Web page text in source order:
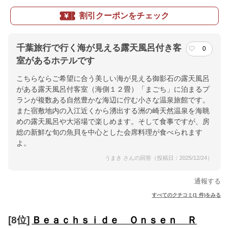
割引クーポンをチェック
千葉旅行で行く海が見える露天風呂付き客
室があるホテルです
0
こちらならご希望に合う美しい海が見える御影石の露天風呂
がある露天風呂付客室（海側１２畳）「まごち」に泊まるプ
ランが複数ある自然豊かな海辺に佇む小さな温泉旅館です。
また宿敷地内の入江近くから湧出する洲の崎天然温泉を海眺
めの露天風呂や大浴場で楽しめます。そして食事ですが、房
総の新鮮な旬の魚貝を中心とした会席料理が食べられます
よ。
うまき さんの回答（投稿日：2025/12/24）
通報する
すべてのクチコミ(1 件)をみる
[8位] Ｂｅａｃｈｓｉｄｅ Ｏｎｓｅｎ Ｒ